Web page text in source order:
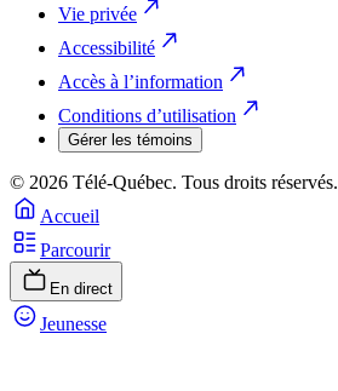
Vie privée
Accessibilité
Accès à l’information
Conditions d’utilisation
Gérer les témoins
© 2026 Télé-Québec. Tous droits réservés.
Accueil
Parcourir
En direct
Jeunesse